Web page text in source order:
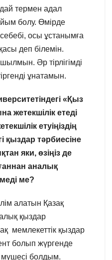
термен адал
болу. Өмірде
себебі, осы ұстанымға
деп білемін.
Әр тірлігімді
ұнатамын.
«Қыз
жетекшілік етеді
етуіңіздің
қыздар тәрбиесіне
яки, өзіңіз де
аналық
ме?
алатын Қазақ
қыздар
мемлекеттік қыздар
болып жүргенде
мүшесі болдым.